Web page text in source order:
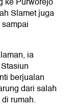
Slamet juga
ia
berjualan
dari salah
rumah.